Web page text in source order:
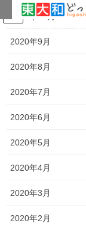
コ
ナ
おとなの
2020年10月
2020年9月
2020年8月
2020年7月
2020年6月
2020年5月
2020年4月
2020年3月
2020年2月